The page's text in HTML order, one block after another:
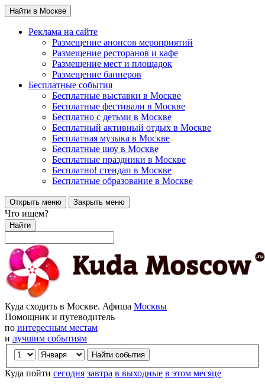
Найти в Москве
Реклама на сайте
Размещение анонсов мероприятий
Размещение ресторанов и кафе
Размещение мест и площадок
Размещение баннеров
Бесплатные события
Бесплатные выставки в Москве
Бесплатные фестивали в Москве
Бесплатно с детьми в Москве
Бесплатный активный отдых в Москве
Бесплатная музыка в Москве
Бесплатные шоу в Москве
Бесплатные праздники в Москве
Бесплатно! стендап в Москве
Бесплатные образование в Москве
Открыть меню Закрыть меню
Что ищем?
Найти
Куда сходить в Москве. Афиша Москвы
Помощник и путеводитель
по интересным местам
и лучшим событиям
Куда пойти сегодня завтра в выходные в этом месяце